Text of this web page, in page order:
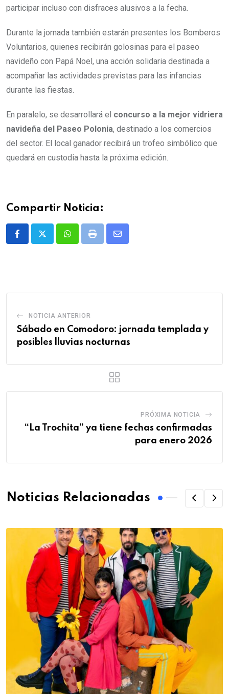
participar incluso con disfraces alusivos a la fecha.
Durante la jornada también estarán presentes los Bomberos
Voluntarios, quienes recibirán golosinas para el paseo
navideño con Papá Noel, una acción solidaria destinada a
acompañar las actividades previstas para las infancias
durante las fiestas.
En paralelo, se desarrollará el concurso a la mejor vidriera
navideña del Paseo Polonia, destinado a los comercios
del sector. El local ganador recibirá un trofeo simbólico que
quedará en custodia hasta la próxima edición.
Compartir Noticia:
WhatsappPrint
Share
NOTICIA ANTERIOR
Sábado en Comodoro: jornada templada y
posibles lluvias nocturnas
PRÓXIMA NOTICIA
“La Trochita” ya tiene fechas confirmadas
para enero 2026
Noticias Relacionadas